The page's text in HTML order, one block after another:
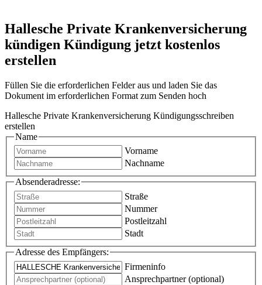
Hallesche Private Krankenversicherung
kündigen Kündigung jetzt kostenlos
erstellen
Füllen Sie die erforderlichen Felder aus und laden Sie das
Dokument im erforderlichen Format zum Senden hoch
Hallesche Private Krankenversicherung Kündigungsschreiben
erstellen
Name
Vorname
Nachname
Absenderadresse:
Straße
Nummer
Postleitzahl
Stadt
Adresse des Empfängers:
Firmeninfo
Ansprechpartner (optional)